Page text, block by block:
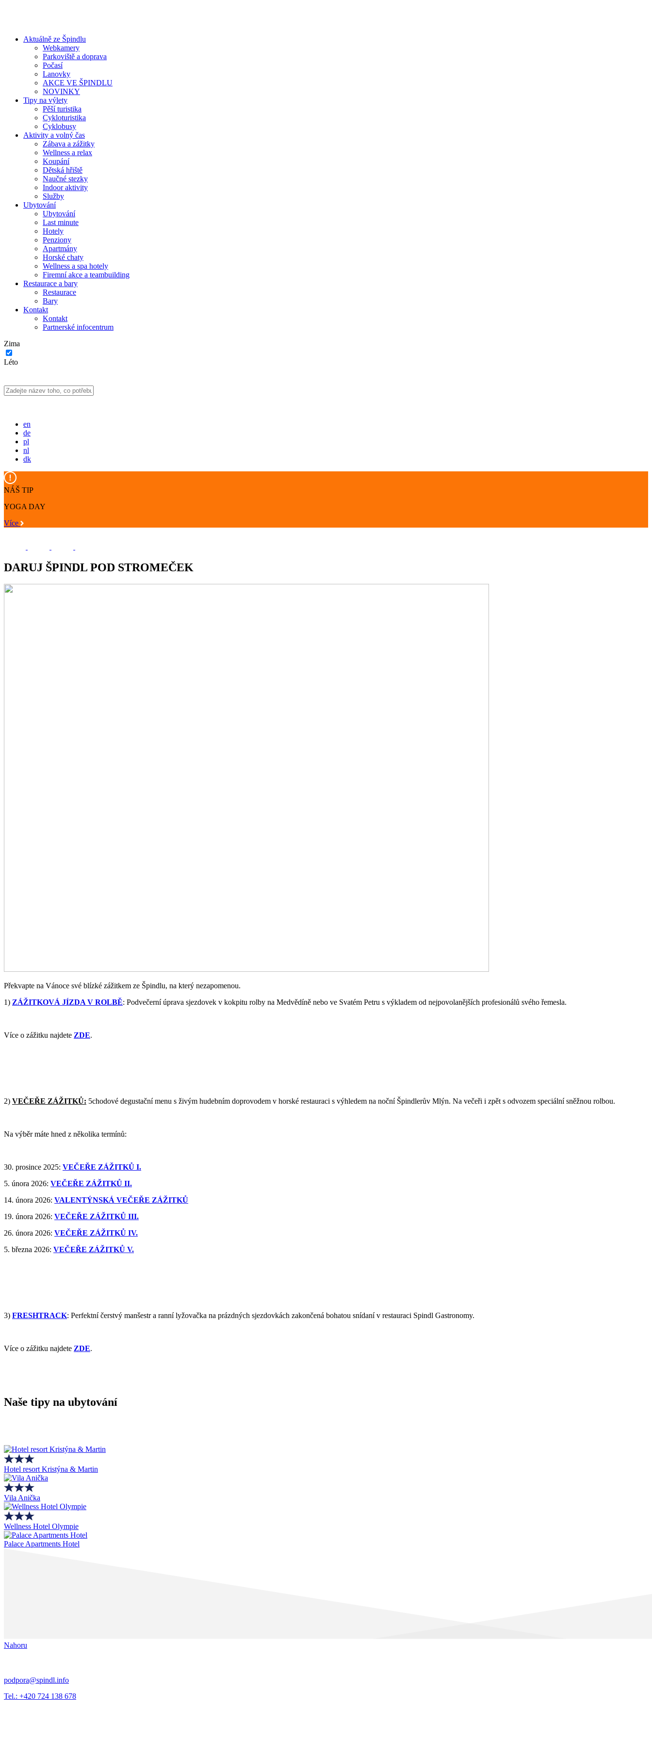
Aktuálně ze Špindlu
Webkamery
Parkoviště a doprava
Počasí
Lanovky
AKCE VE ŠPINDLU
NOVINKY
Tipy na výlety
Pěší turistika
Cykloturistika
Cyklobusy
Aktivity a volný čas
Zábava a zážitky
Wellness a relax
Koupání
Dětská hřiště
Naučné stezky
Indoor aktivity
Služby
Ubytování
Ubytování
Last minute
Hotely
Penziony
Apartmány
Horské chaty
Wellness a spa hotely
Firemní akce a teambuilding
Restaurace a bary
Restaurace
Bary
Kontakt
Kontakt
Partnerské infocentrum
Zima
Léto
en
de
pl
nl
dk
NÁŠ TIP
YOGA DAY
Více
DARUJ ŠPINDL POD STROMEČEK
Překvapte na Vánoce své blízké zážitkem ze Špindlu, na který nezapomenou.
1) ZÁŽITKOVÁ JÍZDA V ROLBĚ: Podvečerní úprava sjezdovek v kokpitu rolby na Medvědíně nebo ve Svatém Petru s výkladem od nejpovolanějších profesionálů svého řemesla.
Více o zážitku najdete ZDE.
2) VEČEŘE ZÁŽITKŮ: 5chodové degustační menu s živým hudebním doprovodem v horské restauraci s výhledem na noční Špindlerův Mlýn. Na večeři i zpět s odvozem speciální sněžnou rolbou.
Na výběr máte hned z několika termínů:
30. prosince 2025: VEČEŘE ZÁŽITKŮ I.
5. února 2026: VEČEŘE ZÁŽITKŮ II.
14. února 2026: VALENTÝNSKÁ VEČEŘE ZÁŽITKŮ
19. února 2026: VEČEŘE ZÁŽITKŮ III.
26. února 2026: VEČEŘE ZÁŽITKŮ IV.
5. března 2026: VEČEŘE ZÁŽITKŮ V.
3) FRESHTRACK: Perfektní čerstvý manšestr a ranní lyžovačka na prázdných sjezdovkách zakončená bohatou snídaní v restauraci Spindl Gastronomy.
Více o zážitku najdete ZDE.
Naše tipy na ubytování
Hotel resort Kristýna & Martin
Vila Anička
Wellness Hotel Olympie
Palace Apartments Hotel
Nahoru
podpora@spindl.info
Tel.: +420 724 138 678